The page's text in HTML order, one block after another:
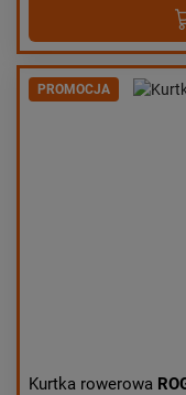
PROMOCJA
Kurtka rowerowa